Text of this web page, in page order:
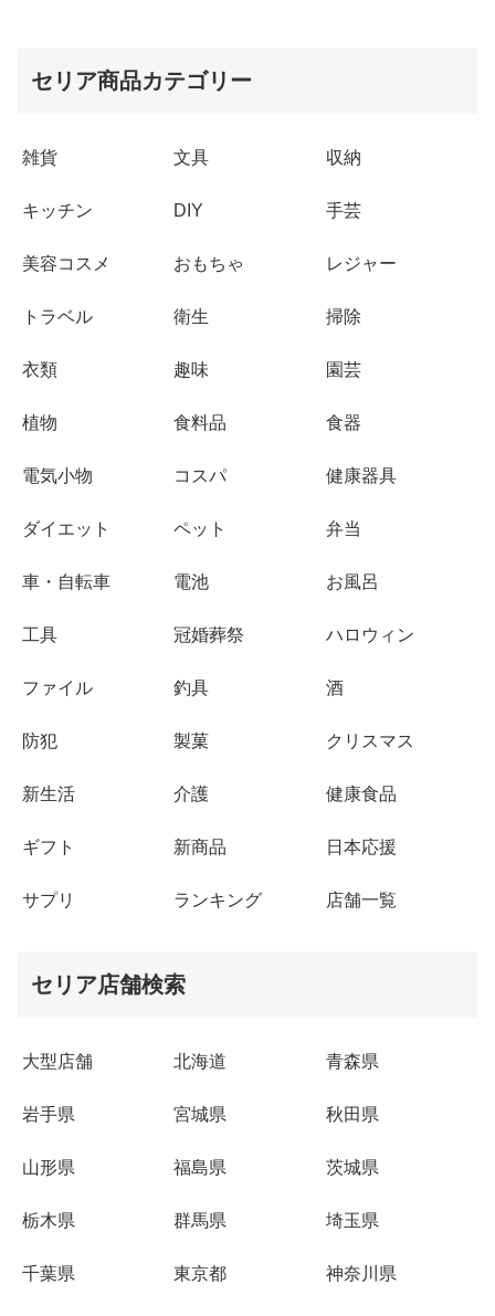
セリア商品カテゴリー
雑貨 文具 収納
キッチン DIY 手芸
美容コスメ おもちゃ レジャー
トラベル 衛生 掃除
衣類 趣味 園芸
植物 食料品 食器
電気小物 コスパ 健康器具
ダイエット ペット 弁当
車・自転車 電池 お風呂
工具 冠婚葬祭 ハロウィン
ファイル 釣具 酒
防犯 製菓 クリスマス
新生活 介護 健康食品
ギフト 新商品 日本応援
サプリ ランキング 店舗一覧
セリア店舗検索
大型店舗 北海道 青森県
岩手県 宮城県 秋田県
山形県 福島県 茨城県
栃木県 群馬県 埼玉県
千葉県 東京都 神奈川県